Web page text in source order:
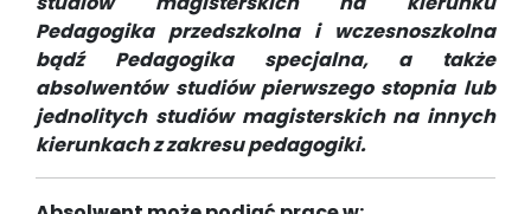
Pedagogika przedszkolna i wczesnoszkolna
bądź Pedagogika specjalna, a także
absolwentów studiów pierwszego stopnia lub
jednolitych studiów magisterskich na innych
kierunkach z zakresu pedagogiki.